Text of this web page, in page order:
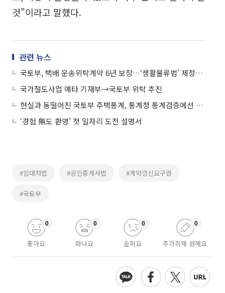
것”이라고 말했다.
관련 뉴스
국토부, 택배 운송위탁계약 6년 보장…‘생활물류법’ 제정안 본회의 통과
국가철도사업 예타 기재부→국토부 위탁 추진
현실과 동떨어진 국토부 주택통계, 통계청 통계검증에선 만점
‘경험 無도 환영’ 첫 일자리 도전 설명서
#임대차법 #공인중개사법 #계약갱신요구권
#국토부
좋아요
0
화나요
0
슬퍼요
0
추가취재 원해요
0